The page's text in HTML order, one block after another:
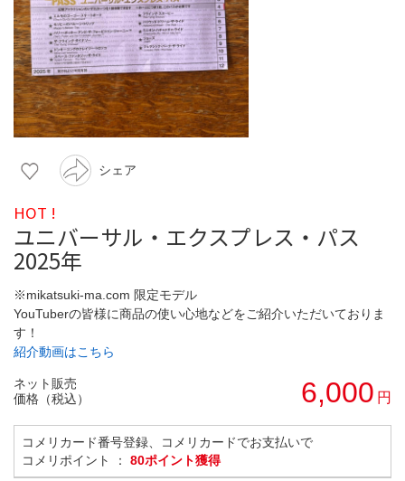
シェア
HOT !
ユニバーサル・エクスプレス・パス
2025年
※mikatsuki-ma.com 限定モデル
YouTuberの皆様に商品の使い心地などをご紹介いただいておりま
す！
紹介動画はこちら
ネット販売
価格（税込）
6,000 円
コメリカード番号登録、コメリカードでお支払いで
コメリポイント ： 80ポイント獲得